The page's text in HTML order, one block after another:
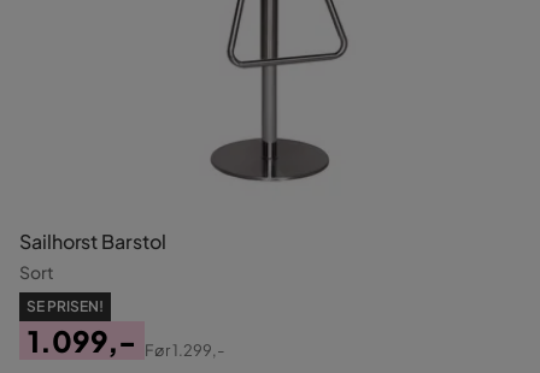
Sailhorst Barstol
Sort
SE PRISEN!
1.099,-
Før1.299,-